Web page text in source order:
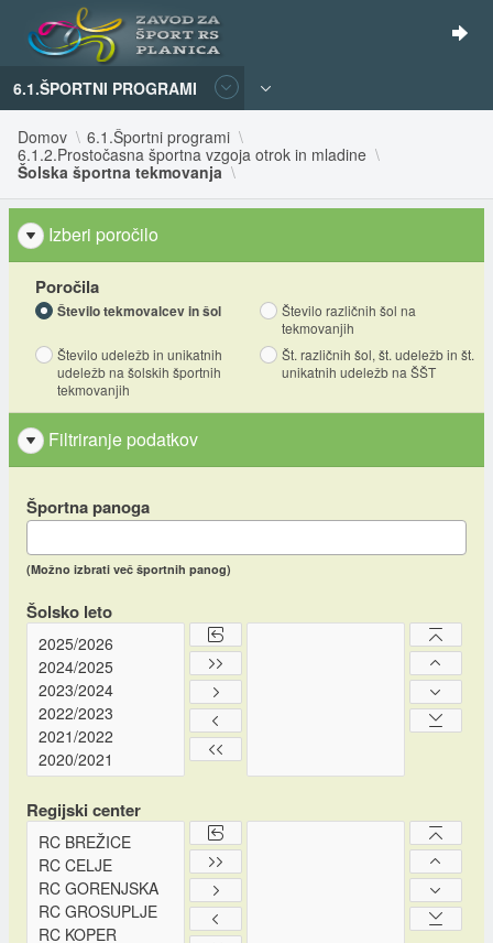
6.1.ŠPORTNI PROGRAMI
Domov
6.1.Športni programi
6.1.2.Prostočasna športna vzgoja otrok in mladine
Šolska športna tekmovanja
Izberi poročilo
Poročila
Število tekmovalcev in šol
Število različnih šol na
tekmovanjih
Število udeležb in unikatnih
udeležb na šolskih športnih
tekmovanjih
Št. različnih šol, št. udeležb in št.
unikatnih udeležb na ŠŠT
Filtriranje podatkov
Športna panoga
(Možno izbrati več športnih panog)
Šolsko leto
Regijski center